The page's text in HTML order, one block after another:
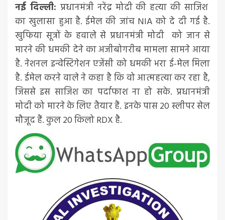
नई दिल्ली: प्रधानमंत्री नरेंद्र मोदी की हत्या की साजिश
का खुलासा हुआ है. ईमेल की जांच NIA को दे दी गई है.
खुफिया सूत्रों के हवाले से प्रधानमंत्री मोदी को जान से
मारने की धमकी देने का अजीबोगरीब मामला सामने आया
है. नेशनल इन्वेस्टिगेशन एजेंसी को धमकी भरा ई-मेल मिला
है. ईमेल करने वाले ने कहा है कि वो आत्महत्या कर रहा है,
जिससे इस साजिश का पर्दाफाश ना हो सके. प्रधानमंत्री
मोदी को मारने के लिए तैयार हैं. इनके पास 20 स्लीपर सेल
मौजूद हैं. कुल 20 किलो RDX है.